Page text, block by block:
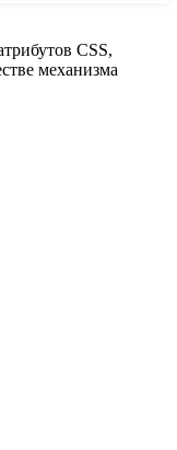
CSS,
механизма